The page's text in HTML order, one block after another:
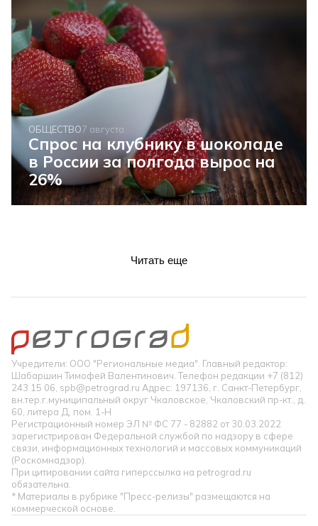
ОБЩЕСТВО7 августа
Спрос на клубнику в шоколаде
в России за полгода вырос на
26%
Читать еще
Учредители: ООО "Региональные медиа". Главный редактор:
Шабаршин Тимофей Валентинович. Телефон редакции +7 (812)
243 15 06, spb@petrograd.ru Адрес: 197136, г. Санкт-Петербург,
вн.тер.г.муниципальный округ Чкаловское, Чкаловский пр-кт., д.
60, литера Д, пом. 1-Н
Регистрационный номер ЭЛ № ФС 77 - 82882 от 30.03.2022
зарегистрирован Федеральной службой по надзору в сфере
связи, информационных технологий и массовых коммуникаций
(Роскомнадзор).
При цитировании сайта гиперссылка на petrograd.ru
обязательна.
* Материалы в рубрике "Пресс-релизы" размещаются на
коммерческой основе.